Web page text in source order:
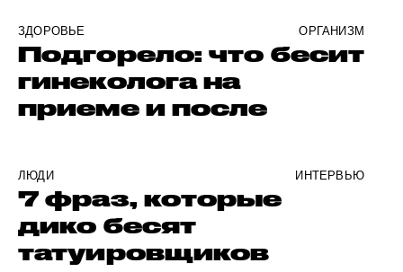
ЗДОРОВЬЕ ОРГАНИЗМ
Подгорело: что бесит
гинеколога на
приеме и после
ЛЮДИ ИНТЕРВЬЮ
7 фраз, которые
дико бесят
татуировщиков